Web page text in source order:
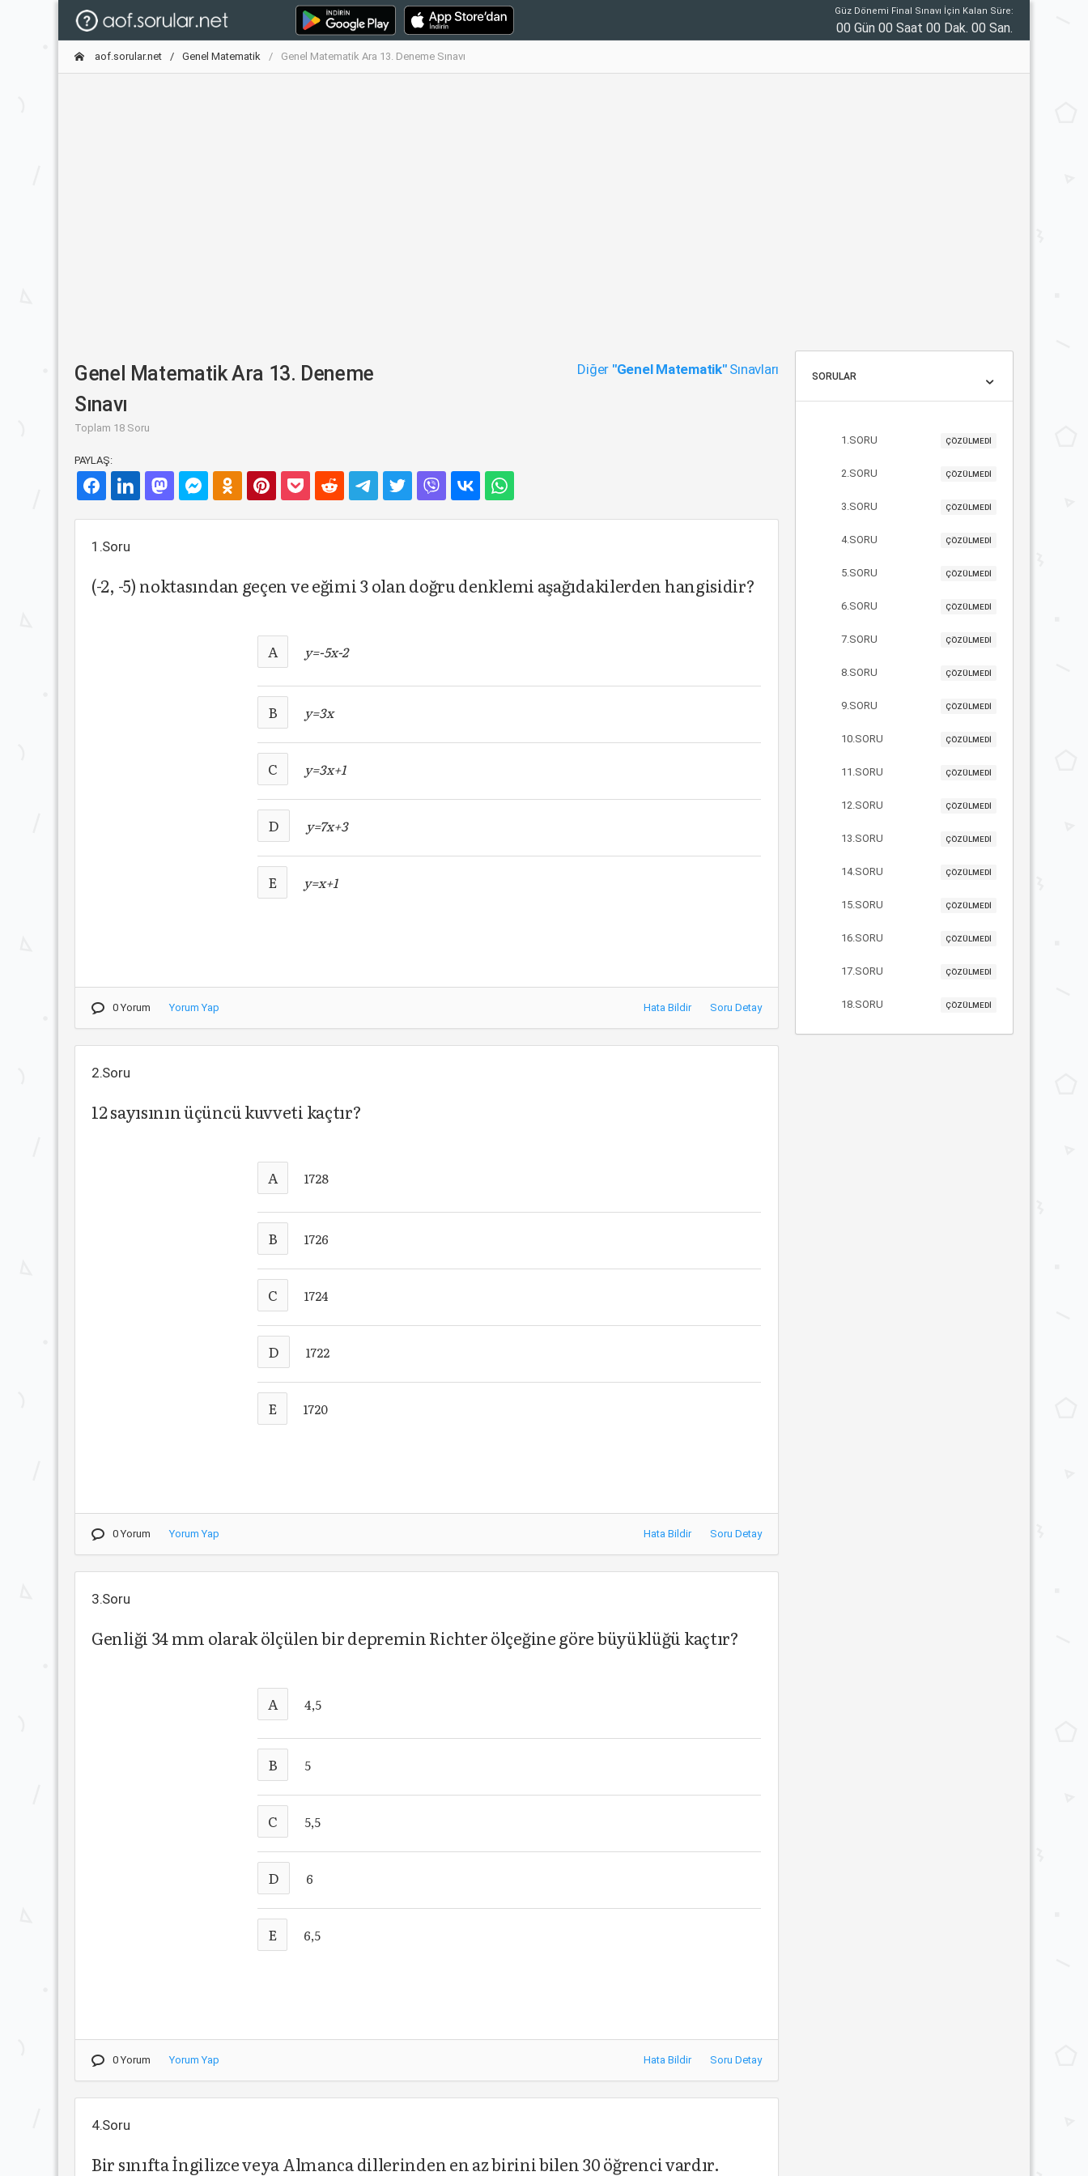
Güz Dönemi Final Sınavı İçin Kalan Süre:
00 Gün 00 Saat 00 Dak. 00 San.
aof.sorular.net Genel Matematik Genel Matematik Ara 13. Deneme Sınavı
Genel Matematik Ara 13. Deneme
Sınavı
Toplam 18 Soru
Diğer "Genel Matematik"Sınavları
PAYLAŞ:
1.Soru
(-2, -5) noktasından geçen ve eğimi 3 olan doğru denklemi aşağıdakilerden hangisidir?
A y=-5x-2
B y=3x
C y=3x+1
D y=7x+3
E y=x+1
0 Yorum Yorum Yap Hata Bildir Soru Detay
2.Soru
12 sayısının üçüncü kuvveti kaçtır?
A 1728
B 1726
C 1724
D 1722
E 1720
0 Yorum Yorum Yap Hata Bildir Soru Detay
3.Soru
Genliği 34 mm olarak ölçülen bir depremin Richter ölçeğine göre büyüklüğü kaçtır?
A 4,5
B 5
C 5,5
D 6
E 6,5
0 Yorum Yorum Yap Hata Bildir Soru Detay
4.Soru
Bir sınıfta İngilizce veya Almanca dillerinden en az birini bilen 30 öğrenci vardır.
SORULAR
1.SORU ÇÖZÜLMEDİ
2.SORU ÇÖZÜLMEDİ
3.SORU ÇÖZÜLMEDİ
4.SORU ÇÖZÜLMEDİ
5.SORU ÇÖZÜLMEDİ
6.SORU ÇÖZÜLMEDİ
7.SORU ÇÖZÜLMEDİ
8.SORU ÇÖZÜLMEDİ
9.SORU ÇÖZÜLMEDİ
10.SORU ÇÖZÜLMEDİ
11.SORU ÇÖZÜLMEDİ
12.SORU ÇÖZÜLMEDİ
13.SORU ÇÖZÜLMEDİ
14.SORU ÇÖZÜLMEDİ
15.SORU ÇÖZÜLMEDİ
16.SORU ÇÖZÜLMEDİ
17.SORU ÇÖZÜLMEDİ
18.SORU ÇÖZÜLMEDİ